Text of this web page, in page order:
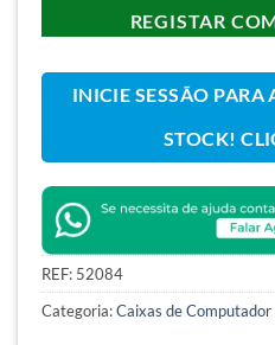
REGISTAR
INICIE SESSÃO PARA
STOCK!
REF: 52084
Categoria:Caixas de Computador